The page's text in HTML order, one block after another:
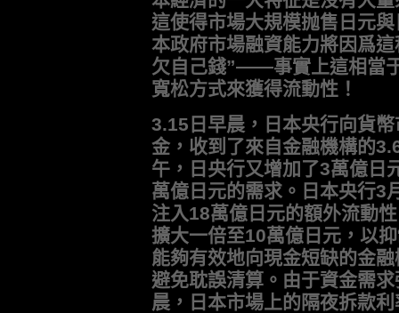
這使得市場大規模抛售日元
本政府市場融資能力將因爲
欠自己錢”——事實上這相當
寬松方式來獲得流動性！
3.15日早晨，日本央行向貨
金，收到了來自金融機構的
午，日央行又增加了3萬億日
萬億日元的需求。日本央行3
注入18萬億日元的額外流動
擴大一倍至10萬億日元，以
能夠有效地向現金短缺的金
避免耽誤清算。由于資金需
晨，日本市場上的隔夜拆款